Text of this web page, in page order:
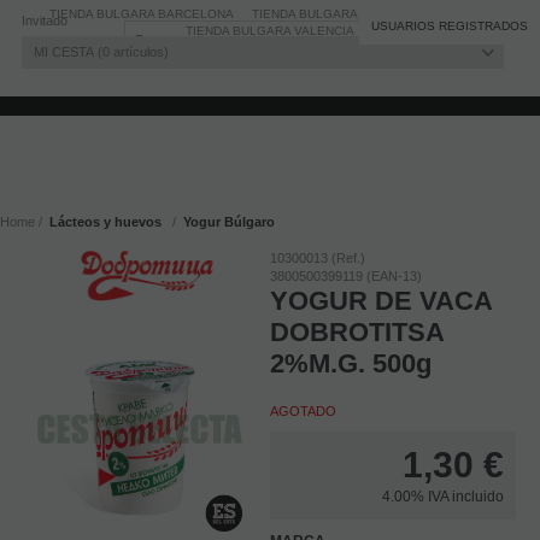
Invitado Registro/Iniciar sesión
MI CESTA 0 artículos
USUARIOS REGISTRADOS
TIENDA BULGARA BARCELONA
TIENDA BULGARA MADRID
TIENDA BULGARA VALENCIA
BLOG
Home Lácteos y huevos Yogur Búlgaro
10300013 (Ref.)
3800500399119 (EAN-13)
YOGUR DE VACA
DOBROTITSA
2%M.G. 500g
AGOTADO
1,30 €
4.00% IVA incluido